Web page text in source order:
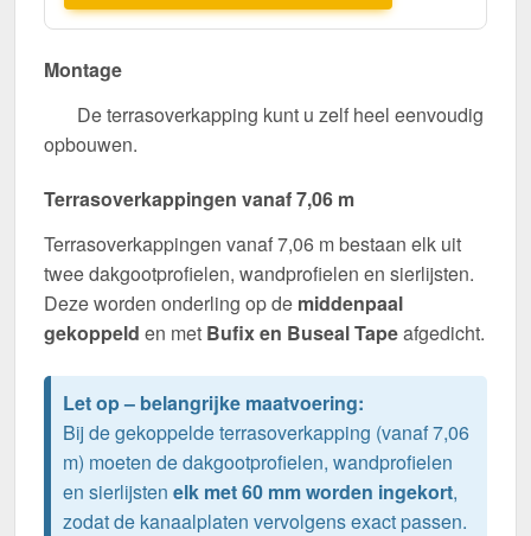
Montage
De terrasoverkapping kunt u zelf heel eenvoudig
opbouwen.
Terrasoverkappingen vanaf 7,06 m
Terrasoverkappingen vanaf 7,06 m bestaan elk uit
twee dakgootprofielen, wandprofielen en sierlijsten.
Deze worden onderling op de middenpaal
gekoppeld en met Bufix en Buseal Tapeafgedicht.
Let op – belangrijke maatvoering:
Bij de gekoppelde terrasoverkapping (vanaf 7,06
m) moeten de dakgootprofielen, wandprofielen
en sierlijsten elk met 60 mm worden ingekort,
zodat de kanaalplaten vervolgens exact passen.